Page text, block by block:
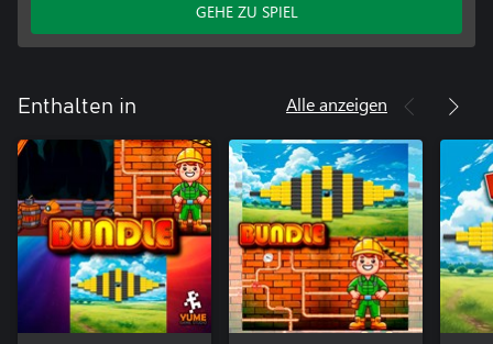
GEHE ZU SPIEL
Enthalten in Alle anzeigen